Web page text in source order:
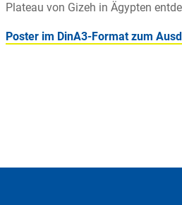
Plateau von Gizeh in Ägypten
Poster im DinA3-Format zum